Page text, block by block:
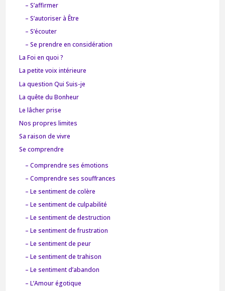
– S’affirmer
– S’autoriser à Être
– S’écouter
– Se prendre en considération
La Foi en quoi ?
La petite voix intérieure
La question Qui Suis-je
La quête du Bonheur
Le lâcher prise
Nos propres limites
Sa raison de vivre
Se comprendre
– Comprendre ses émotions
– Comprendre ses souffrances
– Le sentiment de colère
– Le sentiment de culpabilité
– Le sentiment de destruction
– Le sentiment de frustration
– Le sentiment de peur
– Le sentiment de trahison
– Le sentiment d’abandon
– L’Amour égotique